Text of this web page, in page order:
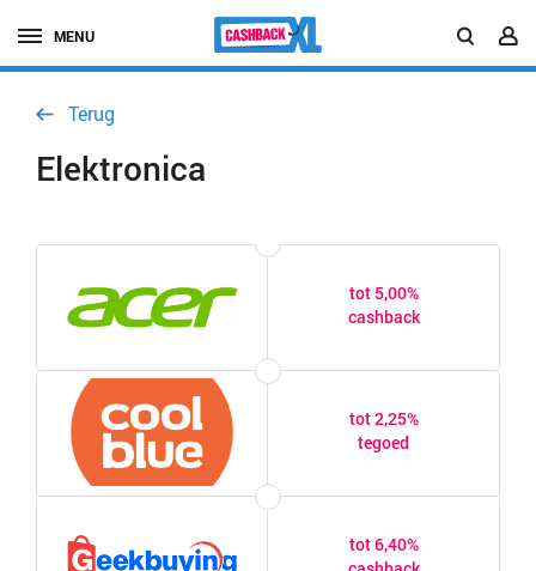
MENU
Terug
Elektronica
tot 5,00%
cashback
tot 2,25%
tegoed
tot 6,40%